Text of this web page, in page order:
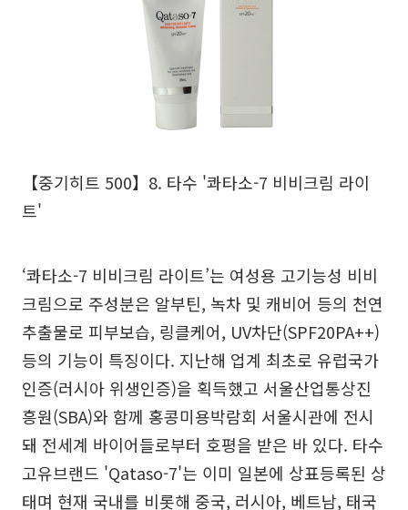
【중기히트 500】8. 타수 '콰타소-7 비비크림 라이
트'
‘콰타소-7 비비크림 라이트’는 여성용 고기능성 비비
크림으로 주성분은 알부틴, 녹차 및 캐비어 등의 천연
추출물로 피부보습, 링클케어, UV차단(SPF20PA++)
등의 기능이 특징이다. 지난해 업계 최초로 유럽국가
인증(러시아 위생인증)을 획득했고 서울산업통상진
흥원(SBA)와 함께 홍콩미용박람회 서울시관에 전시
돼 전세계 바이어들로부터 호평을 받은 바 있다. 타수
고유브랜드 'Qataso-7'는 이미 일본에 상표등록된 상
태며 현재 국내를 비롯해 중국, 러시아, 베트남, 태국